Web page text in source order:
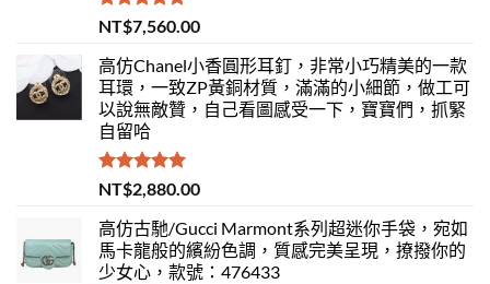
評分 5.00
滿分 5
NT$7,560.00
高仿Chanel小香圓形耳釘，非常小巧精美的一款
耳環，一致ZP黃銅材質，滿滿的小細節，做工可
以說無敵贊，自己看圖感受一下，寶寶們，抓緊
自留哈
評分 5.00
滿分 5
NT$2,880.00
高仿古馳/Gucci Marmont系列超迷你手袋，宛如
馬卡龍般的繽紛色調，質感完美呈現，撩撥你的
少女心，款號：476433